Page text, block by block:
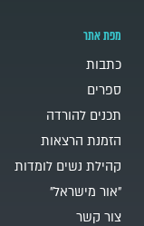
מפת אתר
כתבות
ספרים
תכנים להורדה
הזמנת הרצאות
קהילת נשים לומדות
"אור מישראל"
צור קשר